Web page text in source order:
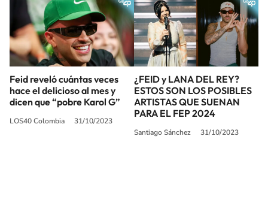
Feid reveló cuántas veces
hace el delicioso al mes y
dicen que “pobre Karol G”
LOS40 Colombia 31/10/2023
¿FEID y LANA DEL REY?
ESTOS SON LOS POSIBLES
ARTISTAS QUE SUENAN
PARA EL FEP 2024
Santiago Sánchez 31/10/2023